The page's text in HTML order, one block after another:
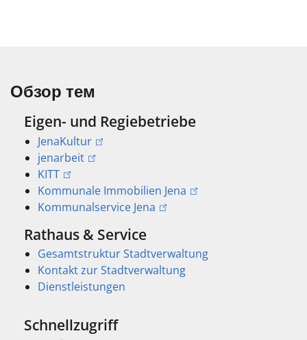
Обзор тем
Eigen- und Regiebetriebe
JenaKultur
jenarbeit
KITT
Kommunale Immobilien Jena
Kommunalservice Jena
Rathaus & Service
Gesamtstruktur Stadtverwaltung
Kontakt zur Stadtverwaltung
Dienstleistungen
Schnellzugriff